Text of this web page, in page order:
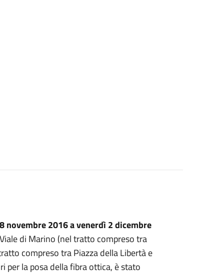
novembre 2016 a venerdì 2 dicembre
di Marino (nel tratto compreso tra
compreso tra Piazza della Libertà e
per la posa della fibra ottica, è stato